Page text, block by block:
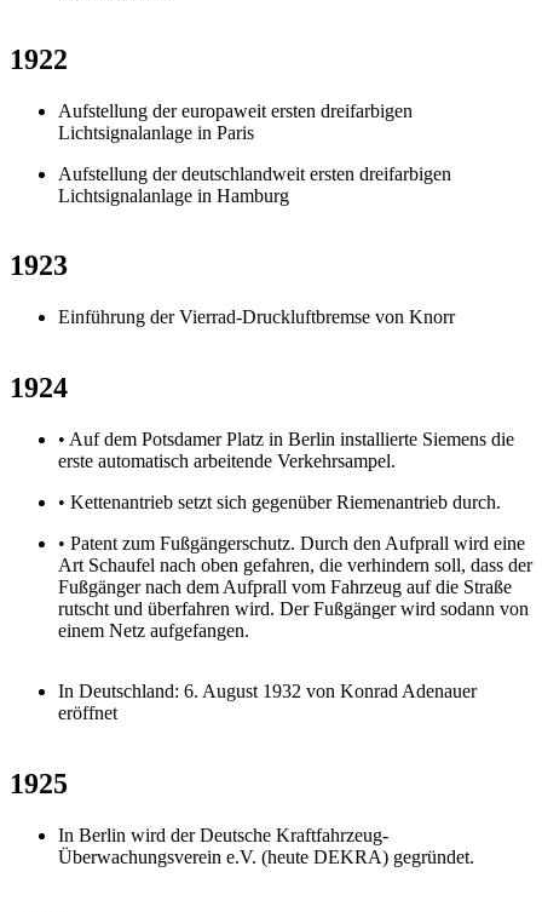
1922
Aufstellung der europaweit ersten dreifarbigen
Lichtsignalanlage in Paris
Aufstellung der deutschlandweit ersten dreifarbigen
Lichtsignalanlage in Hamburg
1923
Einführung der Vierrad-Druckluftbremse von Knorr
1924
• Auf dem Potsdamer Platz in Berlin installierte Siemens die
erste automatisch arbeitende Verkehrsampel.
• Kettenantrieb setzt sich gegenüber Riemenantrieb durch.
• Patent zum Fußgängerschutz. Durch den Aufprall wird eine
Art Schaufel nach oben gefahren, die verhindern soll, dass der
Fußgänger nach dem Aufprall vom Fahrzeug auf die Straße
rutscht und überfahren wird. Der Fußgänger wird sodann von
einem Netz aufgefangen.
In Deutschland: 6. August 1932 von Konrad Adenauer
eröffnet
1925
In Berlin wird der Deutsche Kraftfahrzeug-
Überwachungsverein e.V. (heute DEKRA) gegründet.